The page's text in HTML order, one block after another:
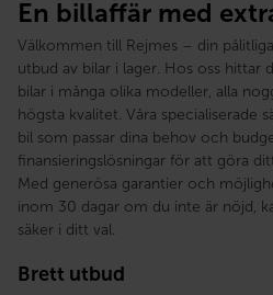
En billaffär med
Välkommen till Rejmes – din
utbud av bilar i lager. Hos oss hittar
bilar i många olika modeller, alla
högsta kvalitet. Våra specialiserade
bil som passar dina behov och
finansieringslösningar för att göra
Med generösa garantier och
inom 30 dagar om du inte är nöjd,
säker i ditt val.
Brett utbud